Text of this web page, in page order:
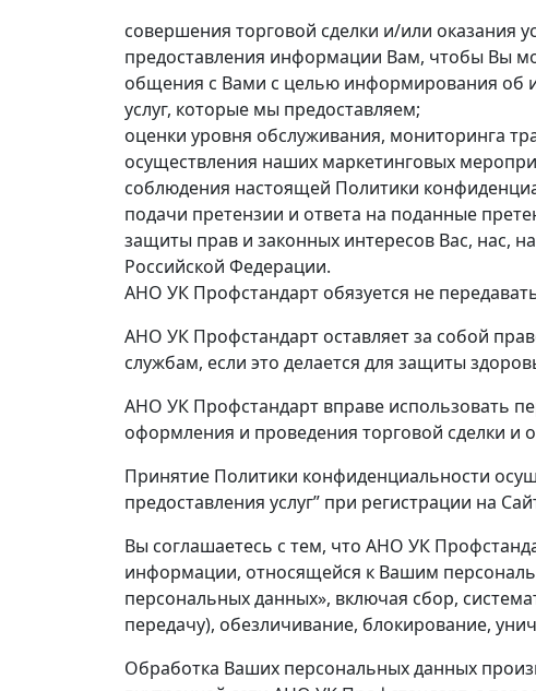
совершения торговой сделки и/или оказания
предоставления информации Вам, чтобы Вы
общения с Вами с целью информирования об
услуг, которые мы предоставляем;
оценки уровня обслуживания, мониторинга
осуществления наших маркетинговых
соблюдения настоящей Политики
подачи претензии и ответа на поданные
защиты прав и законных интересов Вас, нас,
Российской Федерации.
АНО УК Профстандарт обязуется не
АНО УК Профстандарт оставляет за собой
службам, если это делается для защиты
АНО УК Профстандарт вправе использовать
оформления и проведения торговой сделки и
Принятие Политики конфиденциальности
предоставления услуг” при регистрации на
Вы соглашаетесь с тем, что АНО УК
информации, относящейся к Вашим
персональных данных», включая сбор,
передачу), обезличивание, блокирование,
Обработка Ваших персональных данных